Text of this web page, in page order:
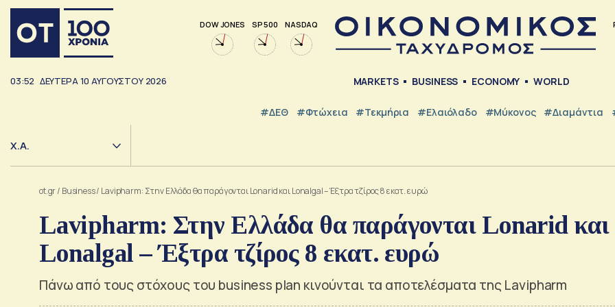
DOW JONES SP 500 NASDAQ
03:52 ΔΕΥΤΕΡΑ10 ΑΥΓΟΥΣΤΟΥ 2026 MARKETS BUSINESS ECONOMY WORLD
#ΔΕΘ #Φτώχεια #Τεκμήρια #Ελαιόλαδο #Μύκονος #Διαμάντια
Χ.Α.
ot.gr/ Business/ Lavipharm: Στην Ελλάδα θα παράγονται Lonarid και Lonalgal – Έξτρα τζίρος 8 εκατ. ευρώ
Lavipharm: Στην Ελλάδα θα παράγονται Lonarid και
Lonalgal – Έξτρα τζίρος 8 εκατ. ευρώ
Πάνω από τους στόχους του business plan κινούνται τα αποτελέσματα της Lavipharm